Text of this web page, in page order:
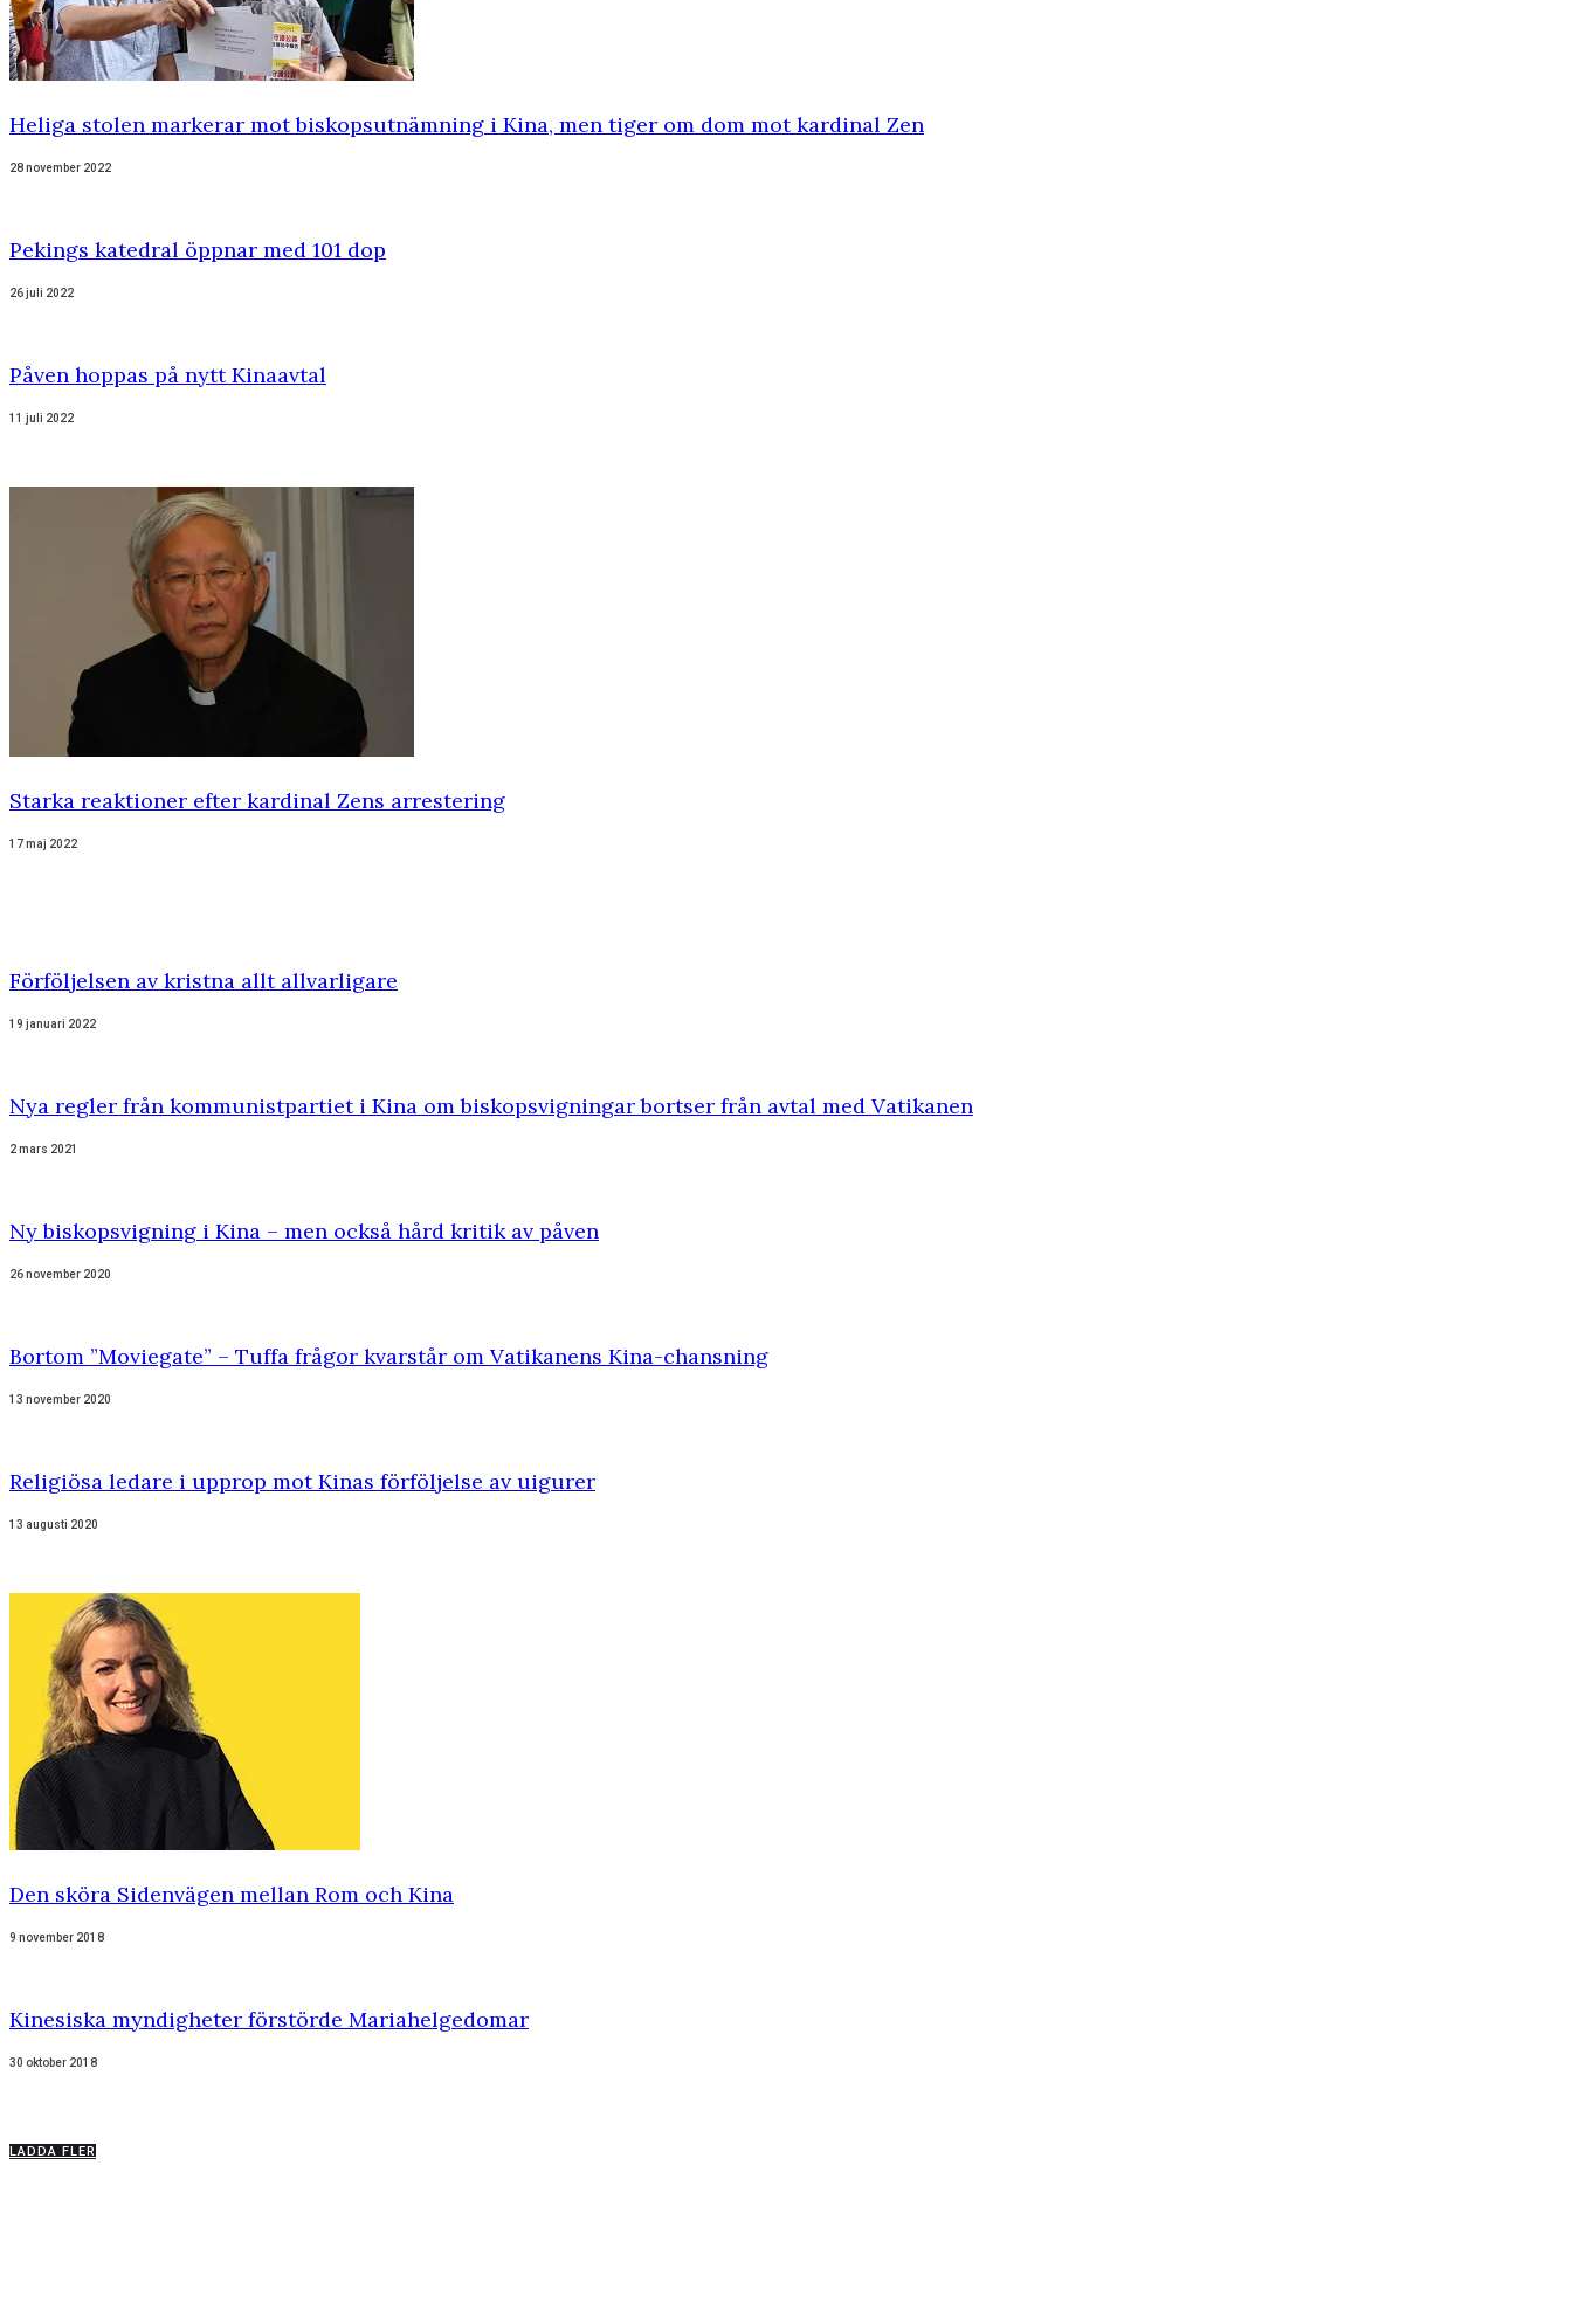
Heliga stolen markerar mot biskopsutnämning i Kina, men tiger om dom mot kardinal Zen
28 november 2022
Pekings katedral öppnar med 101 dop
26 juli 2022
Påven hoppas på nytt Kinaavtal
11 juli 2022
Starka reaktioner efter kardinal Zens arrestering
17 maj 2022
Förföljelsen av kristna allt allvarligare
19 januari 2022
Nya regler från kommunistpartiet i Kina om biskopsvigningar bortser från avtal med Vatikanen
2 mars 2021
Ny biskopsvigning i Kina – men också hård kritik av påven
26 november 2020
Bortom ”Moviegate” – Tuffa frågor kvarstår om Vatikanens Kina-chansning
13 november 2020
Religiösa ledare i upprop mot Kinas förföljelse av uigurer
13 augusti 2020
Den sköra Sidenvägen mellan Rom och Kina
9 november 2018
Kinesiska myndigheter förstörde Mariahelgedomar
30 oktober 2018
LADDA FLER